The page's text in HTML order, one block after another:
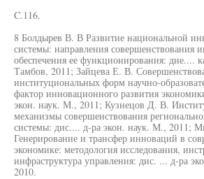
C.116.
8 Болдырев В. В Развитие национальной
системы: направления совершенствования
обеспечения ее функционирования: дне....
Тамбов, 2011; Зайцева Е. В.
институциональных форм научно-
фактор инновационного развития
экон. наук. М., 2011; Кузнецов Д. В.
механизмы совершенствования
системы: дис.... д-ра экон. наук. М., 2011;
Генерирование и трансфер инноваций в
экономике: методология исследования,
инфраструктура управления: дис. ... д-ра
2010.